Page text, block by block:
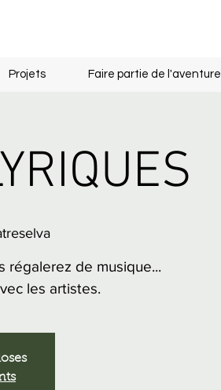
Projets Faire partie de l'aventure
régalerez de musique...
les artistes.